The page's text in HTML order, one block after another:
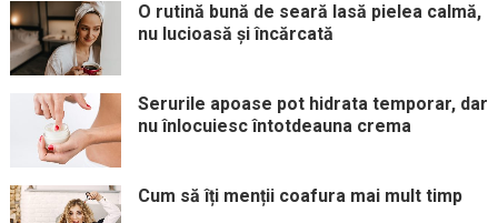
O rutină bună de seară lasă pielea calmă,
nu lucioasă și încărcată
Serurile apoase pot hidrata temporar, dar
nu înlocuiesc întotdeauna crema
Cum să îți menții coafura mai mult timp